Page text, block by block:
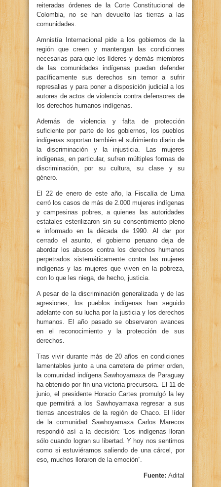
reiteradas órdenes de la Corte Constitucional de
Colombia, no se han devuelto las tierras a las
comunidades.
Amnistía Internacional pide a los gobiernos de la
región que creen y mantengan las condiciones
necesarias para que los líderes y demás miembros
de las comunidades indígenas puedan defender
pacíficamente sus derechos sin temor a sufrir
represalias y para poner a disposición judicial a los
autores de actos de violencia contra defensores de
los derechos humanos indígenas.
Además de violencia y falta de protección
suficiente por parte de los gobiernos, los pueblos
indígenas soportan también el sufrimiento diario de
la discriminación y la injusticia. Las mujeres
indígenas, en particular, sufren múltiples formas de
discriminación, por su cultura, su clase y su
género.
El 22 de enero de este año, la Fiscalía de Lima
cerró los casos de más de 2.000 mujeres indígenas
y campesinas pobres, a quienes las autoridades
estatales esterilizaron sin su consentimiento pleno
e informado en la década de 1990. Al dar por
cerrado el asunto, el gobierno peruano deja de
abordar los abusos contra los derechos humanos
perpetrados sistemáticamente contra las mujeres
indígenas y las mujeres que viven en la pobreza,
con lo que les niega, de hecho, justicia.
A pesar de la discriminación generalizada y de las
agresiones, los pueblos indígenas han seguido
adelante con su lucha por la justicia y los derechos
humanos. El año pasado se observaron avances
en el reconocimiento y la protección de sus
derechos.
Tras vivir durante más de 20 años en condiciones
lamentables junto a una carretera de primer orden,
la comunidad indígena Sawhoyamaxa de Paraguay
ha obtenido por fin una victoria precursora. El 11 de
junio, el presidente Horacio Cartes promulgó la ley
que permitirá a los Sawhoyamaxa regresar a sus
tierras ancestrales de la región de Chaco. El líder
de la comunidad Sawhoyamaxa Carlos Marecos
respondió así a la decisión: “Los indígenas lloran
sólo cuando logran su libertad. Y hoy nos sentimos
como si estuviéramos saliendo de una cárcel, por
eso, muchos lloraron de la emoción”.
Fuente: Adital